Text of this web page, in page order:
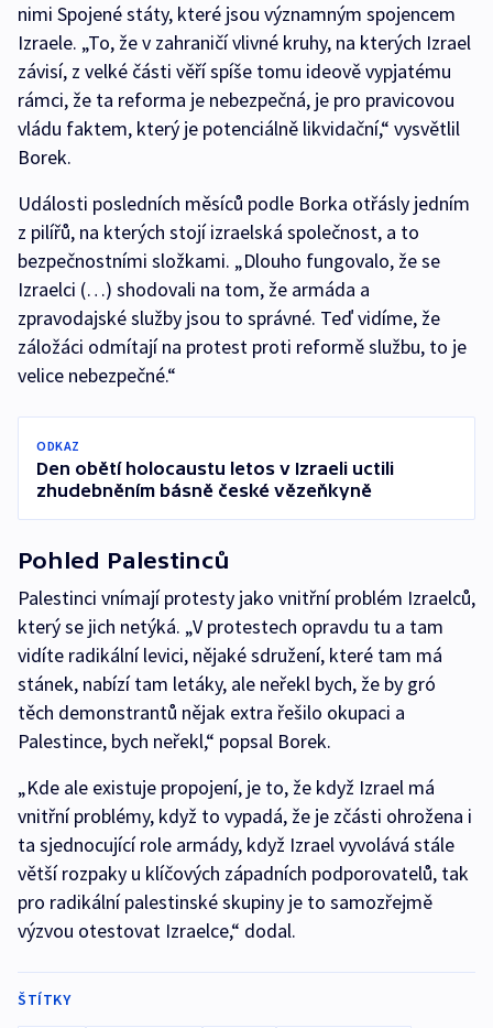
nimi Spojené státy, které jsou významným spojencem
Izraele. „To, že v zahraničí vlivné kruhy, na kterých Izrael
závisí, z velké části věří spíše tomu ideově vypjatému
rámci, že ta reforma je nebezpečná, je pro pravicovou
vládu faktem, který je potenciálně likvidační,“ vysvětlil
Borek.
Události posledních měsíců podle Borka otřásly jedním
z pilířů, na kterých stojí izraelská společnost, a to
bezpečnostními složkami. „Dlouho fungovalo, že se
Izraelci (…) shodovali na tom, že armáda a
zpravodajské služby jsou to správné. Teď vidíme, že
záložáci odmítají na protest proti reformě službu, to je
velice nebezpečné.“
ODKAZ
Den obětí holocaustu letos v Izraeli uctili
zhudebněním básně české vězeňkyně
Pohled Palestinců
Palestinci vnímají protesty jako vnitřní problém Izraelců,
který se jich netýká. „V protestech opravdu tu a tam
vidíte radikální levici, nějaké sdružení, které tam má
stánek, nabízí tam letáky, ale neřekl bych, že by gró
těch demonstrantů nějak extra řešilo okupaci a
Palestince, bych neřekl,“ popsal Borek.
„Kde ale existuje propojení, je to, že když Izrael má
vnitřní problémy, když to vypadá, že je zčásti ohrožena i
ta sjednocující role armády, když Izrael vyvolává stále
větší rozpaky u klíčových západních podporovatelů, tak
pro radikální palestinské skupiny je to samozřejmě
výzvou otestovat Izraelce,“ dodal.
ŠTÍTKY